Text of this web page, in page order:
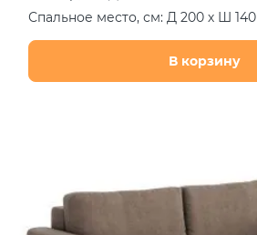
Спальное место, см: Д 200 х Ш 140
В корзину